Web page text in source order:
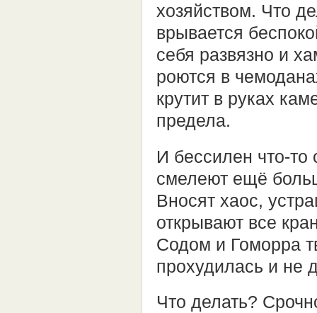
хозяйством. Что
врывается
себя развязно и
роются в
крутит в руках
предела.
И бессилен что-
смелеют ещё
Вносят хаос,
открывают все
Содом и Гоморра
прохудилась и не
Что делать?